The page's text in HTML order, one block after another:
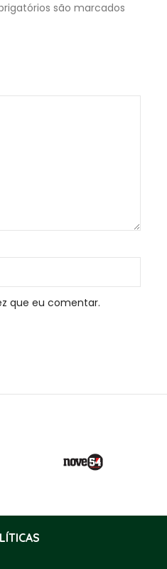
são marcados
que eu comentar.